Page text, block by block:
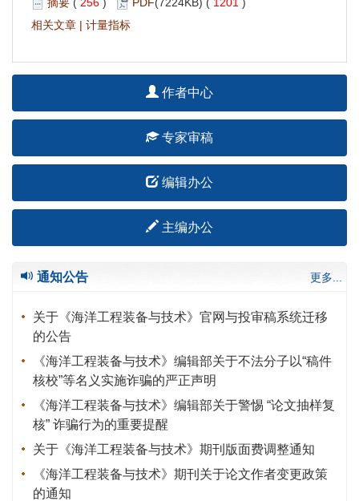
相关文章 | 计量指标
作者中心
专家审稿
编辑办公
主编办公
通知公告 更多...
关于《海洋工程装备与技术》官网与投审稿系统迁移
的公告
《海洋工程装备与技术》编辑部关于不法分子以“稿件
核校”等名义实施诈骗的严正声明
《海洋工程装备与技术》编辑部关于警惕 “论文抽样复
核” 诈骗行为的重要提醒
关于《海洋工程装备与技术》期刊版面费调整通知
《海洋工程装备与技术》期刊关于论文作者变更政策
的通知